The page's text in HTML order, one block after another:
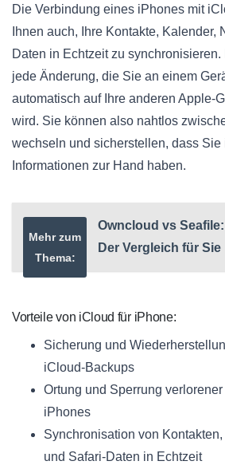
Die Verbindung eines iPhones mit
Ihnen auch, Ihre Kontakte, Kalender,
Daten in Echtzeit zu
jede Änderung, die Sie an einem
automatisch auf Ihre anderen Apple-
wird. Sie können also nahtlos
wechseln und sicherstellen, dass Sie
Informationen zur Hand haben.
Mehr zum
Thema:
Owncloud vs Seafile:
Der Vergleich für Sie
Vorteile von iCloud für iPhone:
Sicherung und
iCloud-Backups
Ortung und Sperrung
iPhones
Synchronisation von
und Safari-Daten in Echtzeit